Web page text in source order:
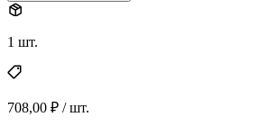
1 шт.
708,00 ₽ / шт.